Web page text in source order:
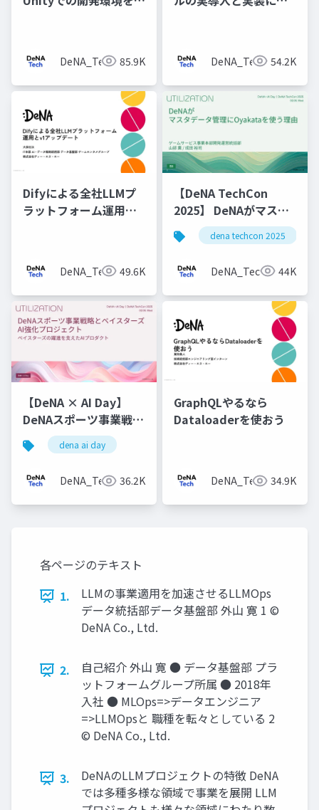
DeNA_Tech 85.9K DeNA_Tech 54.2K
Difyによる全社LLMプ
ラットフォーム運用と
DeNA_Tech 49.6K
【DeNA TechCon
2025】 DeNAがマスタ
データ管理にOyakata
を使う理由
dena techcon 2025
DeNA_Tech 44K
【DeNA × AI Day】
DeNAスポーツ事業戦略
とベイスターズAI強化
プロジェクト
dena ai day
DeNA_Tech 36.2K
GraphQLやるなら
Dataloaderを使おう
DeNA_Tech 34.9K
各ページのテキスト
1.
LLMの事業適⽤を加速させるLLMOps
データ統括部データ基盤部 外⼭ 寛 1 ©
DeNA Co., Ltd.
2.
⾃⼰紹介 外⼭ 寛 ● データ基盤部 プラ
ットフォームグループ所属 ● 2018年
⼊社 ● MLOps=>データエンジニア
=>LLMOpsと 職種を転々としている 2
© DeNA Co., Ltd.
3.
DeNAのLLMプロジェクトの特徴 DeNA
では多種多様な領域で事業を展開 LLM